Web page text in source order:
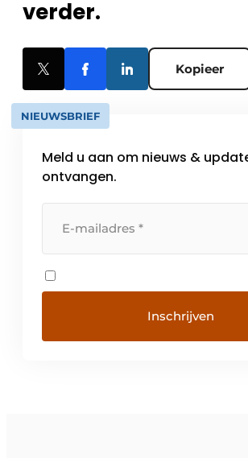
verder.
Kopieer
NIEUWSBRIEF
Meld u aan om nieuws &
ontvangen.